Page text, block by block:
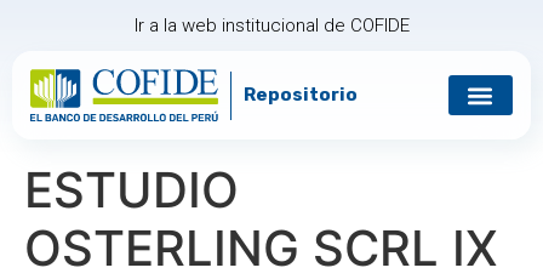
Ir a la web institucional de COFIDE
Repositorio
ESTUDIO
OSTERLING SCRL IX